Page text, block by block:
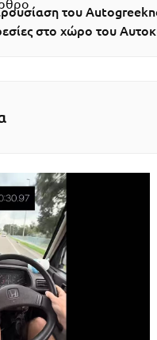
του
στο χώρο του